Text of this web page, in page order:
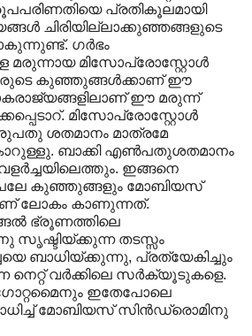
പ്രതികൂലമായി
ചിരിയില്ലാക്കുഞ്ഞങ്ങളുടെ
ഗർഭം
മരുന്നായ മിസോപ്രോസ്റ്റോൾ
കുഞ്ഞുങ്ങൾക്കാണ് ഈ
ഈ മരുന്ന്
മിസോപ്രോസ്റ്റോൾ
ശതമാനം മാത്രമേ
ബാക്കി എൺപതുശതമാനം
ഇങ്ങനെ
പലേ കുഞ്ഞുങ്ങളും മോബിയസ്
ലോകം കാണുന്നത്.
ഭ്രൂണത്തിലെ
സൃഷ്ടിയ്ക്കുന്ന തടസ്സം
ബാധിയ്ക്കുന്നു, പ്രത്യേകിച്ചും
നെറ്റ് വർക്കിലെ സർക്യൂടുകളെ.
ഇതേപോലെ
മോബിയസ് സിൻഡ്രൊമിനു